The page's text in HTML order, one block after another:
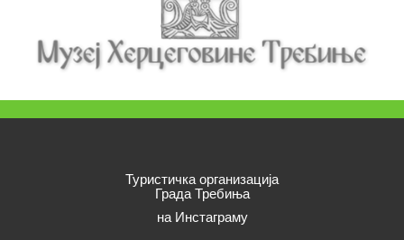
Туристичка организација
Града Требиња
на Инстаграму